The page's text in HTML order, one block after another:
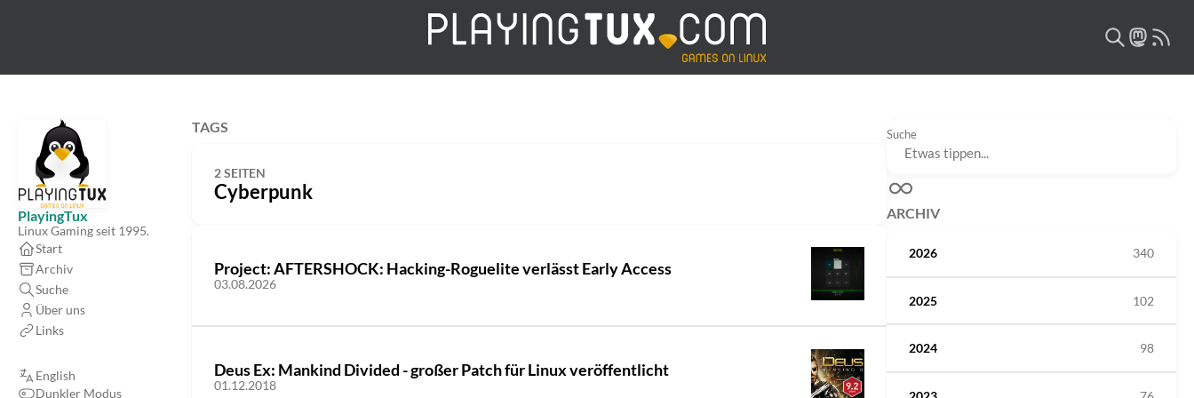
PlayingTux
Linux Gaming seit 1995.
Start
Archiv
Suche
Über uns
Links
English
Dunkler Modus
Suche
ARCHIV
2026 340
2025 102
2024 98
TAGS
2 SEITEN
Cyberpunk
Project: AFTERSHOCK: Hacking-Roguelite verlässt Early Access
03.08.2026
Deus Ex: Mankind Divided - großer Patch für Linux veröffentlicht
01.12.2018